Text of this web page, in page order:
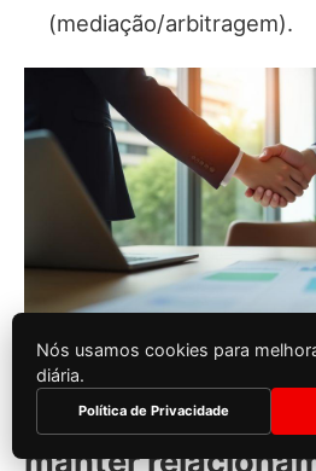
(mediação/arbitragem).
Gestão de
manter
Nós usamos cookies para
diária.
Política de Privacidade